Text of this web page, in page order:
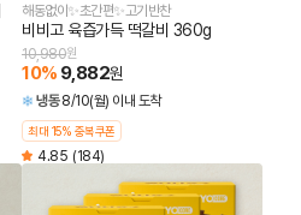
해동없이✨초간편✨고기반찬
비비고 육즙가득 떡갈비 360g
10,980원
10% 9,882원
냉동 8/10(월) 이내 도착
최대 15% 중복쿠폰
4.85 (184)